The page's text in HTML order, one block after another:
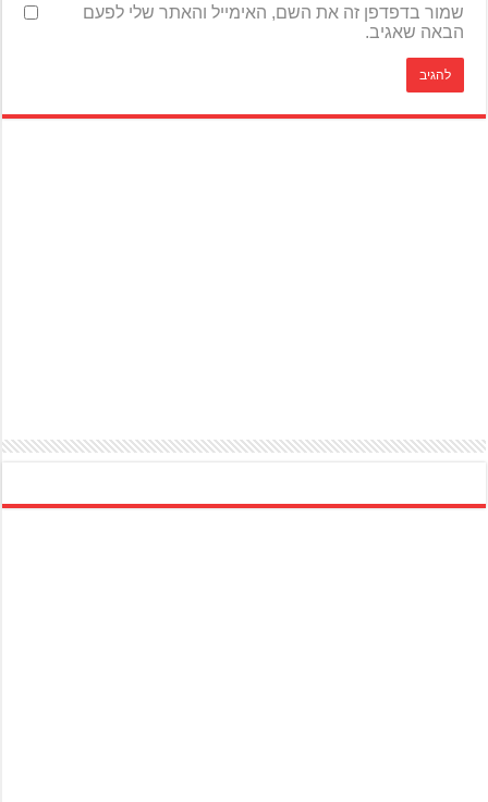
שמור בדפדפן זה את השם, האימייל והאתר שלי לפעם
הבאה שאגיב.